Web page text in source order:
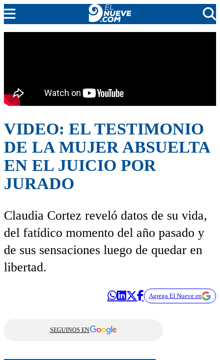
POLICIALES
EN VIVO
VIDEO: EL TESTIMONIO
DE LA MUJER ABSUELTA
EN EL JUICIO POR
JURADO
Claudia Cortez reveló datos de su vida,
del fatídico momento del año pasado y
de sus sensaciones luego de quedar en
libertad.
Agrega El Nueve en
SEGUINOS EN